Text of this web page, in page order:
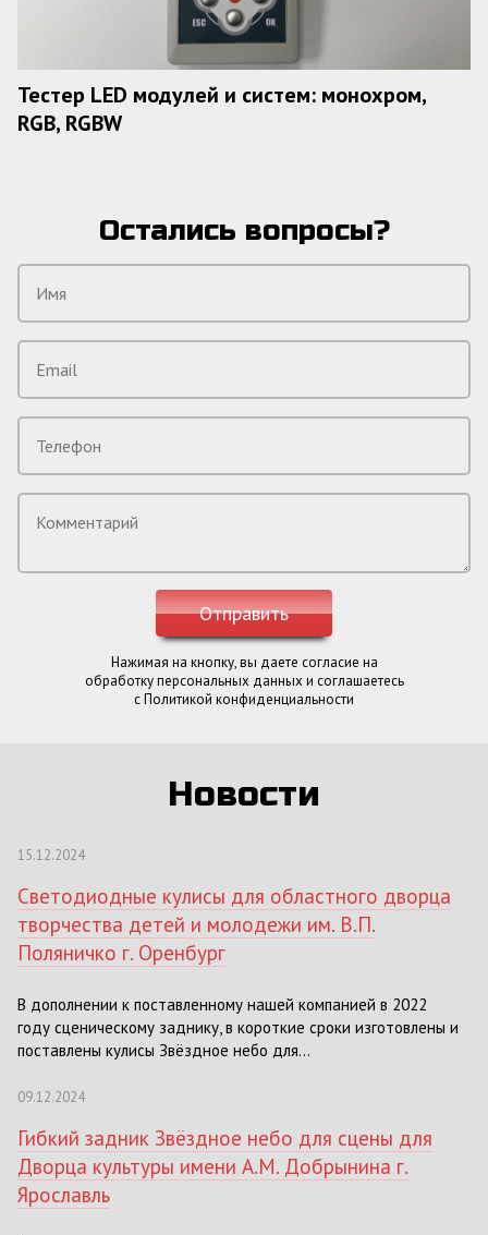
Тестер LED модулей и систем: монохром,
RGB, RGBW
Остались вопросы?
Отправить
Нажимая на кнопку, вы даете согласие на
обработку персональных данных и соглашаетесь
c Политикой конфиденциальности
Новости
15.12.2024
Светодиодные кулисы для областного дворца
творчества детей и молодежи им. В.П.
Поляничко г. Оренбург
В дополнении к поставленному нашей компанией в 2022
году сценическому заднику, в короткие сроки изготовлены и
поставлены кулисы Звёздное небо для...
09.12.2024
Гибкий задник Звёздное небо для сцены для
Дворца культуры имени А.М. Добрынина г.
Ярославль